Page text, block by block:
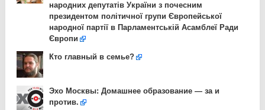
народних депутатів України з почесним
президентом політичної групи Європейської
народної партії в Парламентській Асамблеї Ради
Європи
Кто главный в семье?
Эхо Москвы: Домашнее образование — за и
против.